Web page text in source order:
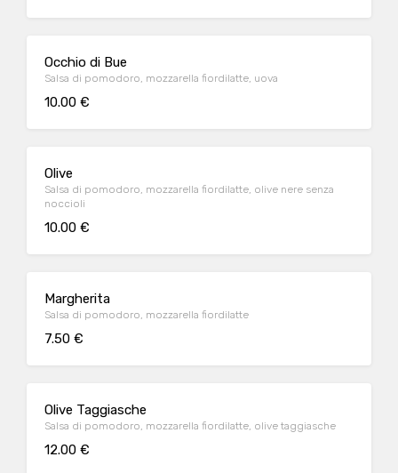
Occhio di Bue
Salsa di pomodoro, mozzarella fiordilatte, uova
10.00 €
Olive
Salsa di pomodoro, mozzarella fiordilatte, olive nere senza
noccioli
10.00 €
Margherita
Salsa di pomodoro, mozzarella fiordilatte
7.50 €
Olive Taggiasche
Salsa di pomodoro, mozzarella fiordilatte, olive taggiasche
12.00 €